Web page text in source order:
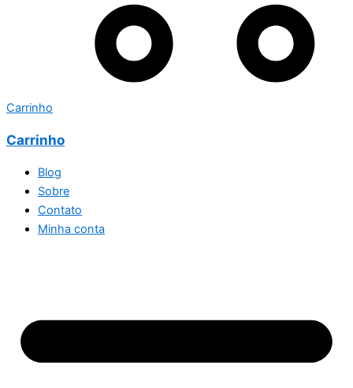
Carrinho
Carrinho
Blog
Sobre
Contato
Minha conta